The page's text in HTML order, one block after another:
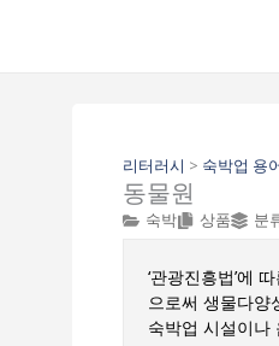
리터러시 > 숙박업 용
동물원
숙박 상품 분
‘관광진흥법’에
으로써 생물다양
숙박업 시설이나